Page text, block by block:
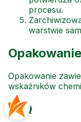
procesu.
warstwie
Opakowanie
Opakowanie
wskaźników
FAQ